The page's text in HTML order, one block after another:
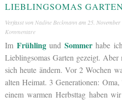
LIEBLINGSOMAS
Verfasst von Nadine Beckmann am 25.
Kommentare
Im Frühlingund Sommerhabe
Lieblingsomas Garten gezeigt.
sich heute ändern. Vor 2 Wochen
alten Heimat. 3 Generationen:
einem warmen Herbsttag haben